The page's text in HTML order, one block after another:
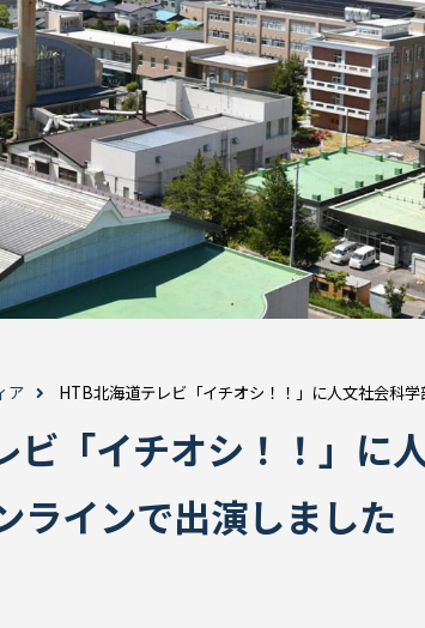
ア HTB北海道テレビ「イチオシ！！」に人文社会科
ビ「イチオシ！！」に
ラインで出演しました